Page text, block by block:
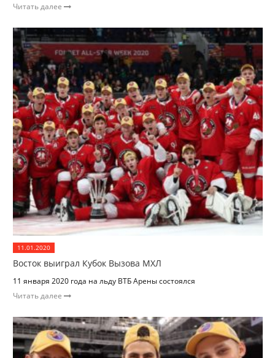
Читать далее
11.01.2020
Восток выиграл Кубок Вызова МХЛ
11 января 2020 года на льду ВТБ Арены состоялся
Читать далее